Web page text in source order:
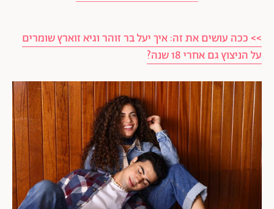
>> ככה עושים את זה: איך יעל בר זוהר וגיא זוארץ שומרים
על הניצוץ גם אחרי 18 שנה?